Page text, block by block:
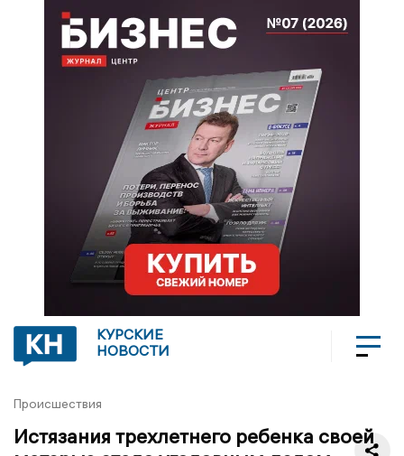
КУРСКИЕ
НОВОСТИ
Происшествия
Истязания трехлетнего ребенка своей